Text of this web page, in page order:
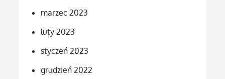
marzec 2023
luty 2023
styczeń 2023
grudzień 2022